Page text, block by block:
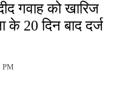
गवाह को खारिज
के 20 दिन बाद दर्ज
PM